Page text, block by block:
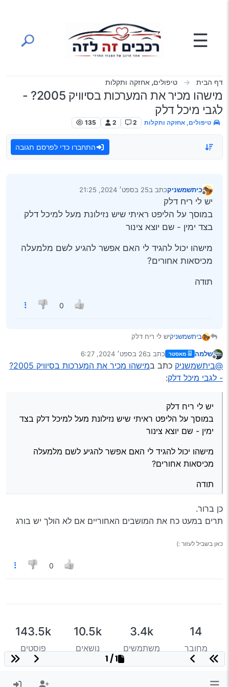
☰
דף הבית טיפולים, אחזקה ותקלות
מישהו מכיר את המערכות בסיוויק 2005? -
לגבי מיכל דלק
טיפולים, אחזקה ותקלות 2
2
135
התחברו כדי לפרסם תגובה
מנותק
ביתשמשניקכתב ב25 בספט׳ 2024, 21:25
נערך לאחרונה על ידי
יש לי ריח דלק
במוסך על הליפט ראיתי שיש נזילונת מעל למיכל דלק
בצד ימין - שם יוצא צינור
מישהו יכול להגיד לי האם אפשר להגיע לשם מלמעלה
מכיסאות אחורים?
תודה
0
ביתשמשניקיש לי ריח דלק
ימין - שם יוצא צינור
מישהו יכול להגיד לי האם אפשר להגיע לשם מלמעלה
מכיסאות אחורים?
תודה
שלמה מאסטר כתב ב26 בספט׳ 2024, 6:27
נערך לאחרונה על ידי
@ביתשמשניק כתב ב
מישהו מכיר את המערכות בסיוויק 2005?
- לגבי מיכל דלק:
יש לי ריח דלק
במוסך על הליפט ראיתי שיש נזילונת מעל למיכל דלק בצד
ימין - שם יוצא צינור
מישהו יכול להגיד לי האם אפשר להגיע לשם מלמעלה
מכיסאות אחורים?
תודה
כן ברור.
תרים במעט כח את המושבים האחוריים אם לא הולך יש בורג
כאן בשביל לעזור :)
0
14
מחובר
3.4k
משתמשים
10.5k
נושאים
143.5k
פוסטים
1 / 1